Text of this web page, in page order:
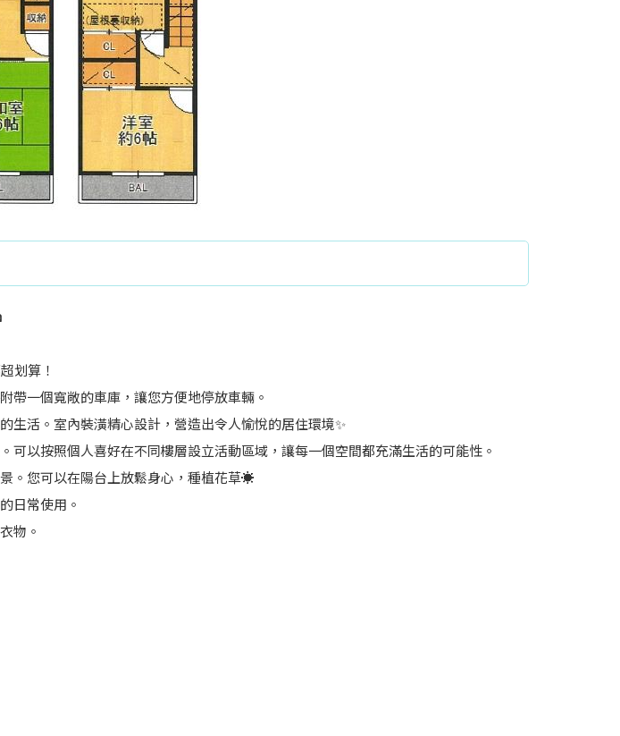
划算！
帶一個寬敞的車庫，讓您方便地停放車輛。
生活。室內裝潢精心設計，營造出令人愉悅的居住環境✨
可以按照個人喜好在不同樓層設立活動區域，讓每一個空間都充滿生活的可能性。
。您可以在陽台上放鬆身心，種植花草☀
日常使用。
物。